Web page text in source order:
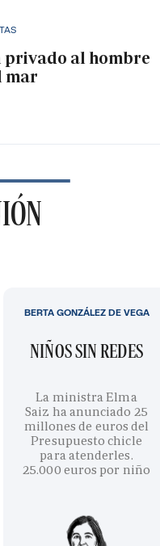
privado al hombre
mar
NIÑOS SIN REDES
La ministra Elma
Saiz ha anunciado 25
millones de euros del
Presupuesto chicle
para atenderles.
25.000 euros por niño
BERTA GONZÁLEZ DE VEGA